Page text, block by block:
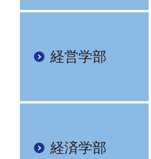
経営学部
経済学部